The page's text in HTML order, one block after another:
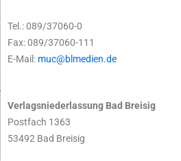
Tel.: 089/37060-0
Fax: 089/37060-111
E-Mail: muc@blmedien.de
Verlagsniederlassung Bad Breisig
Postfach 1363
53492 Bad Breisig